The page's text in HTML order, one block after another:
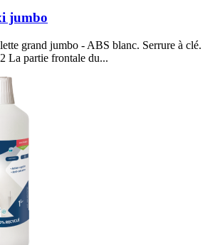
jumbo
grand jumbo - ABS blanc. Serrure à clé.
La partie frontale du...